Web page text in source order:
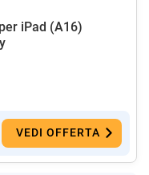
iPad (A16)
VEDI OFFERTA